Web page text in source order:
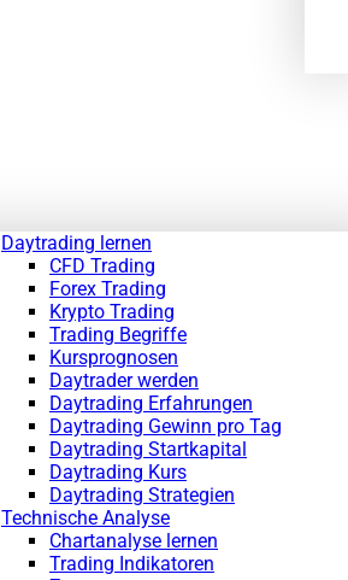
Daytrading lernen
CFD Trading
Forex Trading
Krypto Trading
Trading Begriffe
Kursprognosen
Daytrader werden
Daytrading Erfahrungen
Daytrading Gewinn pro Tag
Daytrading Startkapital
Daytrading Kurs
Daytrading Strategien
Technische Analyse
Chartanalyse lernen
Trading Indikatoren